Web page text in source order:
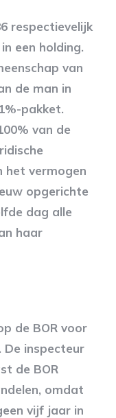
respectievelijk
een holding.
van
de man in
pakket.
van de
het vermogen
opgerichte
dag alle
haar
de BOR voor
De inspecteur
de BOR
omdat
vijf jaar in